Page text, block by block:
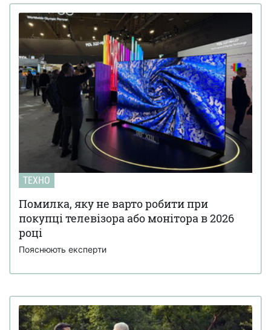
ТЕХНО
Помилка, яку не варто робити при
покупці телевізора або монітора в 2026
році
Пояснюють експерти